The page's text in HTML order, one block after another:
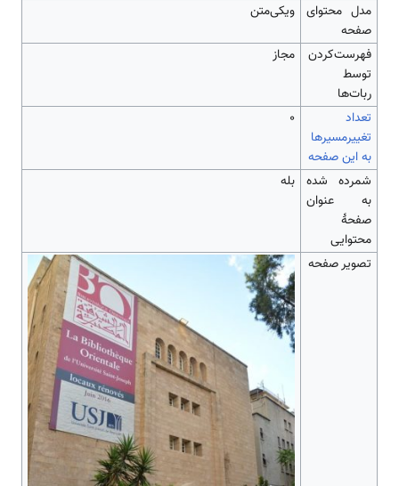
مدل محتوای
صفحه
ویکی‌متن
‌فهرست‌کردن
توسط
ربات‌ها
مجاز
تعداد
تغییرمسیرها
به این صفحه
۰
شمرده شده
به عنوان
صفحهٔ
محتوایی
بله
تصویر صفحه